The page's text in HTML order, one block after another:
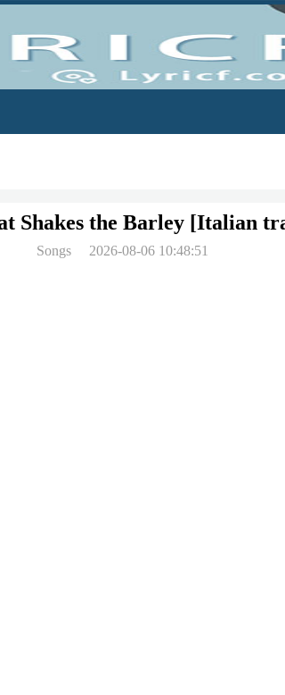
Shakes the Barley [Italian
Songs
2026-08-06 10:48:51